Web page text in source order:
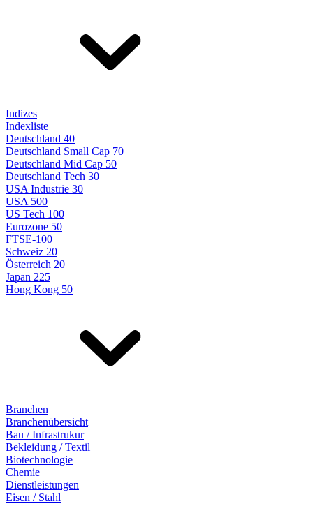
Indizes
Indexliste
Deutschland 40
Deutschland Small Cap 70
Deutschland Mid Cap 50
Deutschland Tech 30
USA Industrie 30
USA 500
US Tech 100
Eurozone 50
FTSE-100
Schweiz 20
Österreich 20
Japan 225
Hong Kong 50
Branchen
Branchenübersicht
Bau / Infrastrukur
Bekleidung / Textil
Biotechnologie
Chemie
Dienstleistungen
Eisen / Stahl